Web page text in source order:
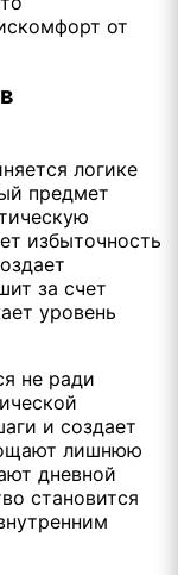
от
логике
предмет
избыточность
за счет
уровень
не ради
и создает
лишнюю
дневной
становится